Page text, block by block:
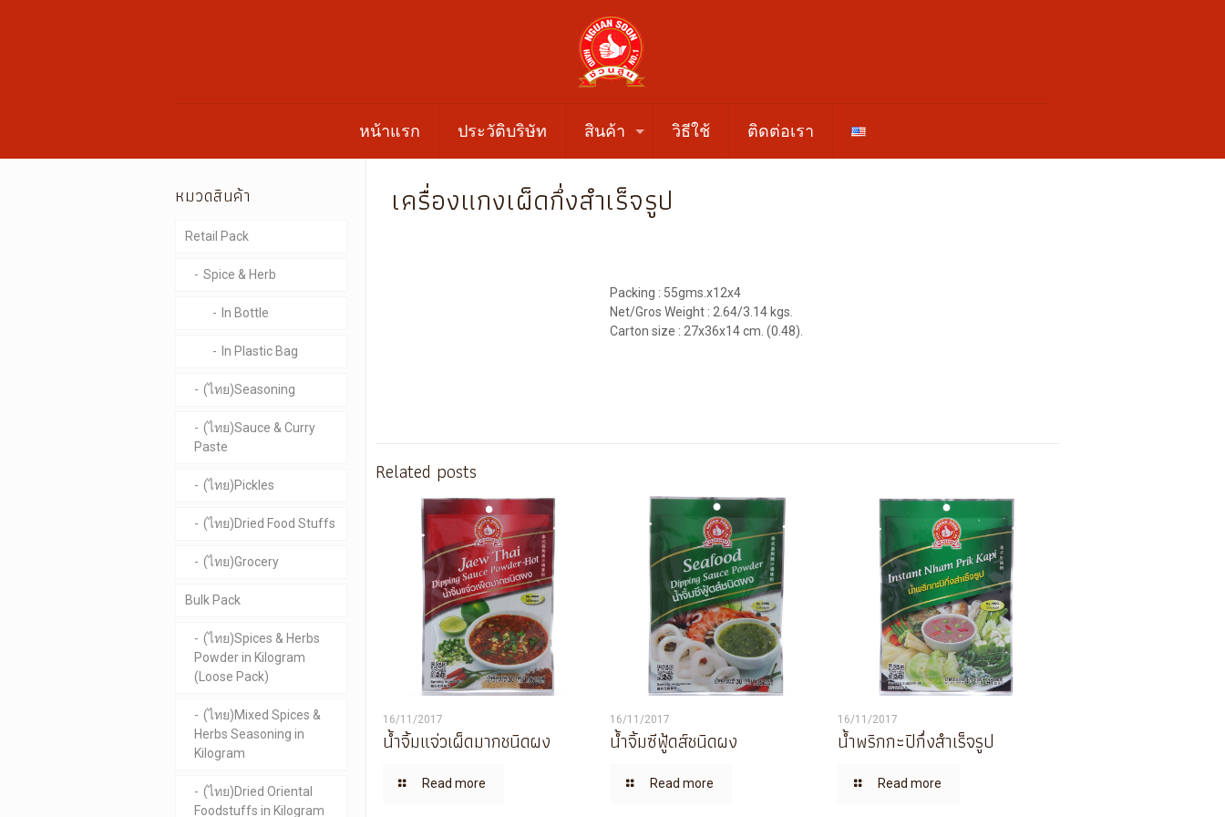
หน้าแรก ประวัติบริษัท สินค้า วิธีใช้ ติดต่อเรา
เครื่องแกงเผ็ดกึ่งสำเร็จรูป
Packing : 55gms.x12x4
Net/Gros Weight : 2.64/3.14 kgs.
Carton size : 27x36x14 cm. (0.48).
Related posts
16/11/2017
น้ำจิ้มแจ่วเผ็ดมากชนิดผง
Read more
16/11/2017
น้ำจิ้มซีฟู้ดส์ชนิดผง
Read more
16/11/2017
น้ำพริกกะปิกึ่งสำเร็จรูป
Read more
หมวดสินค้า
Retail Pack
Spice & Herb
In Bottle
In Plastic Bag
(ไทย)Seasoning
(ไทย)Sauce & Curry
Paste
(ไทย)Pickles
(ไทย)Dried Food Stuffs
(ไทย)Grocery
Bulk Pack
(ไทย)Spices & Herbs
Powder in Kilogram
(Loose Pack)
(ไทย)Mixed Spices &
Herbs Seasoning in
Kilogram
(ไทย)Dried Oriental
Foodstuffs in Kilogram